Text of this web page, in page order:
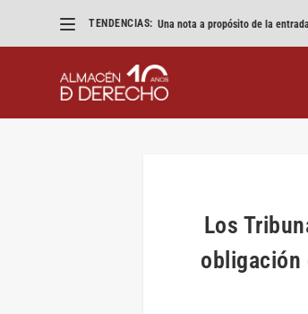
TENDENCIAS: Una nota a propósito de la
Los
obligación